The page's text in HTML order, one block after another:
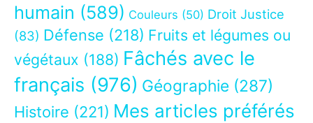
humain (589) Couleurs (50) Droit Justice
(83) Défense (218) Fruits et légumes ou
végétaux (188) Fâchés avec le
français (976) Géographie (287)
Histoire (221) Mes articles préférés